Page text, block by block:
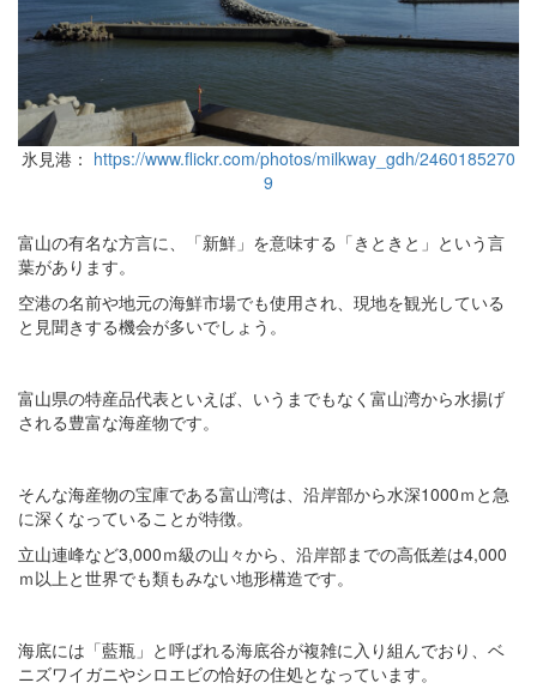
氷見港： https://www.flickr.com/photos/milkway_gdh/2460185270
9
富山の有名な方言に、「新鮮」を意味する「きときと」という言
葉があります。
空港の名前や地元の海鮮市場でも使用され、現地を観光している
と見聞きする機会が多いでしょう。
富山県の特産品代表といえば、いうまでもなく富山湾から水揚げ
される豊富な海産物です。
そんな海産物の宝庫である富山湾は、沿岸部から水深1000ｍと急
に深くなっていることが特徴。
立山連峰など3,000ｍ級の山々から、沿岸部までの高低差は4,000
ｍ以上と世界でも類もみない地形構造です。
海底には「藍瓶」と呼ばれる海底谷が複雑に入り組んでおり、ベ
ニズワイガニやシロエビの恰好の住処となっています。